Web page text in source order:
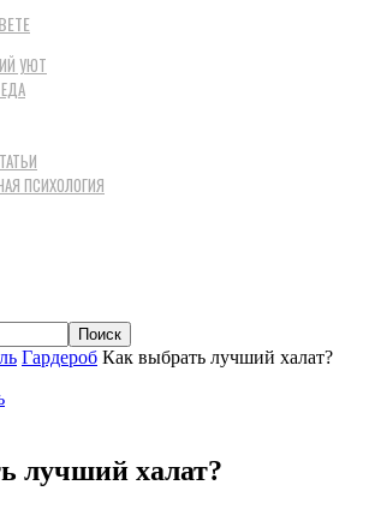
УЮТ
ПСИХОЛОГИЯ
Гардероб Как выбрать лучший халат?
лучший халат?